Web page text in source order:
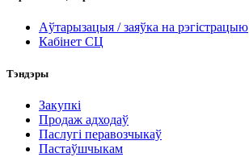
Аўтарызацыя / заяўка на рэгістрацыю
Кабінет СЦ
Тэндэры
Закупкі
Продаж адходаў
Паслугі перавозчыкаў
Пастаўшчыкам